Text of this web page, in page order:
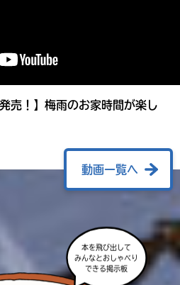
売！】梅雨のお家時間が楽し
動画一覧へ
本を飛び出して
みんなとおしゃべり
できる掲示板